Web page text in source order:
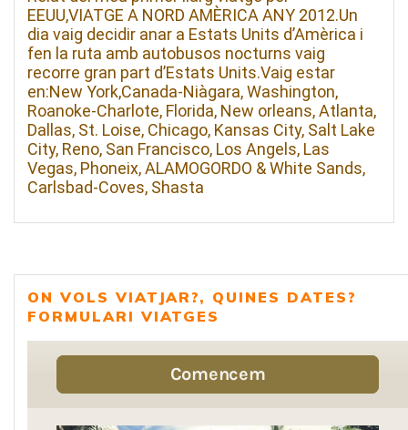
EEUU,VIATGE A NORD AMÈRICA ANY 2012.Un
dia vaig decidir anar a Estats Units d’Amèrica i
fen la ruta amb autobusos nocturns vaig
recorre gran part d’Estats Units.Vaig estar
en:New York,Canada-Niàgara, Washington,
Roanoke-Charlote, Florida, New orleans, Atlanta,
Dallas, St. Loise, Chicago, Kansas City, Salt Lake
City, Reno, San Francisco, Los Angels, Las
Vegas, Phoneix, ALAMOGORDO & White Sands,
Carlsbad-Coves, Shasta
ON VOLS VIATJAR?, QUINES DATES?
FORMULARI VIATGES